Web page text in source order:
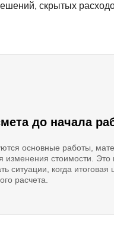
до начала
основные работы,
изменения стоимости. Это
ситуации, когда
расчета.
скрытых